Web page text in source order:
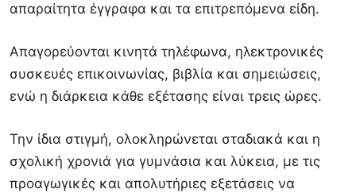
απαραίτητα έγγραφα και τα επιτρεπόμενα είδη.
Απαγορεύονται κινητά τηλέφωνα, ηλεκτρονικές
συσκευές επικοινωνίας, βιβλία και σημειώσεις,
ενώ η διάρκεια κάθε εξέτασης είναι τρεις ώρες.
Την ίδια στιγμή, ολοκληρώνεται σταδιακά και η
σχολική χρονιά για γυμνάσια και λύκεια, με τις
προαγωγικές και απολυτήριες εξετάσεις να